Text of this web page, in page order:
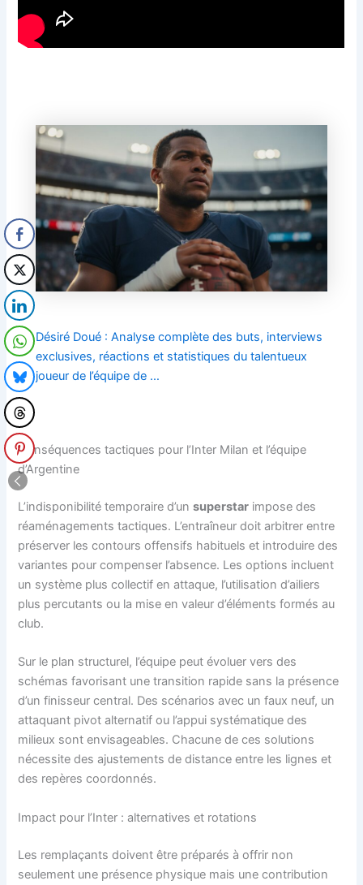
Désiré Doué : Analyse complète des buts, interviews
exclusives, réactions et statistiques du talentueux
joueur de l’équipe de …
Conséquences tactiques pour l’Inter Milan et l’équipe
d’Argentine
L’indisponibilité temporaire d’unsuperstar impose des
réaménagements tactiques. L’entraîneur doit arbitrer entre
préserver les contours offensifs habituels et introduire des
variantes pour compenser l’absence. Les options incluent
un système plus collectif en attaque, l’utilisation d’ailiers
plus percutants ou la mise en valeur d’éléments formés au
club.
Sur le plan structurel, l’équipe peut évoluer vers des
schémas favorisant une transition rapide sans la présence
d’un finisseur central. Des scénarios avec un faux neuf, un
attaquant pivot alternatif ou l’appui systématique des
milieux sont envisageables. Chacune de ces solutions
nécessite des ajustements de distance entre les lignes et
des repères coordonnés.
Impact pour l’Inter : alternatives et rotations
Les remplaçants doivent être préparés à offrir non
seulement une présence physique mais une contribution